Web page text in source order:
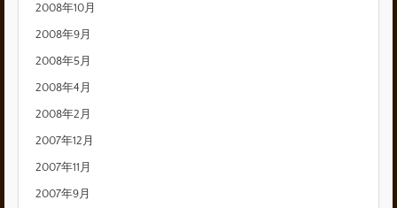
2008年10月
2008年9月
2008年5月
2008年4月
2008年2月
2007年12月
2007年11月
2007年9月